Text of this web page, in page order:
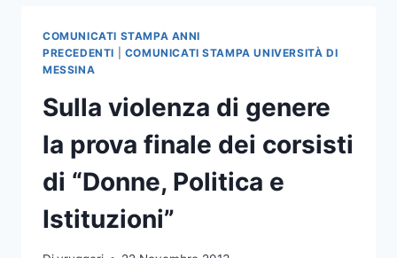
E
COMUNICATI STAMPA ANNI
PRECEDENTI
COMUNICATI STAMPA UNIVERSITÀ DI
MESSINA
Sulla violenza di genere
la prova finale dei corsisti
di “Donne, Politica e
Istituzioni”